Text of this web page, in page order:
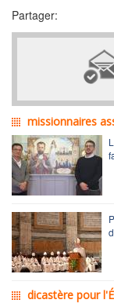
Partager:
missionnaires
dicastère pour